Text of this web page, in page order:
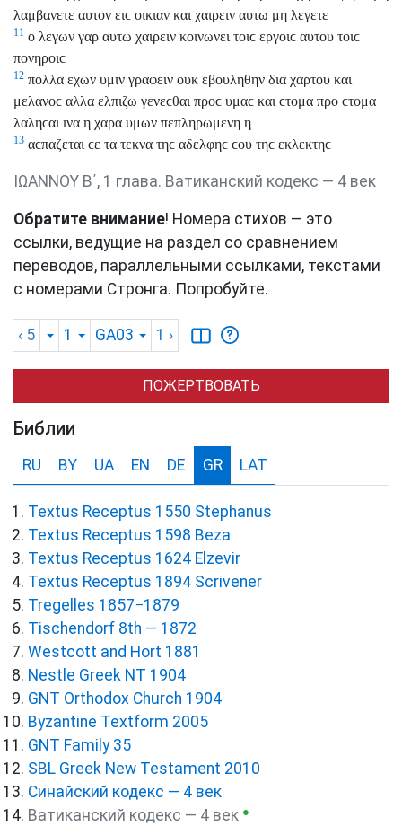
λαμβανετε αυτον ειϲ οικιαν και χαιρειν αυτω μη λεγετε
11 ο λεγων γαρ αυτω χαιρειν κοινωνει τοιϲ εργοιϲ αυτου τοιϲ
πονηροιϲ
12 πολλα εχων υμιν γραφειν ουκ εβουληθην δια χαρτου και
μελανοϲ αλλα ελπιζω γενεϲθαι προϲ υμαϲ και ϲτομα προ ϲτομα
λαληϲαι ινα η χαρα υμων πεπληρωμενη η
13 αϲπαζεται ϲε τα τεκνα τηϲ αδελφηϲ ϲου τηϲ εκλεκτηϲ
ΙΩΑΝΝΟΥ Β΄, 1 глава. Ватиканский кодекс — 4 век
Обратите внимание! Номера стихов — это
ссылки, ведущие на раздел со сравнением
переводов, параллельными ссылками, текстами
с номерами Стронга. Попробуйте.
‹ 5 1 GA03 1 ›
ПОЖЕРТВОВАТЬ
Библии
RU BY UA EN DE GR LAT
Textus Receptus 1550 Stephanus
Textus Receptus 1598 Beza
Textus Receptus 1624 Elzevir
Textus Receptus 1894 Scrivener
Tregelles 1857−1879
Tischendorf 8th — 1872
Westcott and Hort 1881
Nestle Greek NT 1904
GNT Orthodox Church 1904
Byzantine Textform 2005
GNT Family 35
SBL Greek New Testament 2010
Синайский кодекс — 4 век
Ватиканский кодекс — 4 век ●